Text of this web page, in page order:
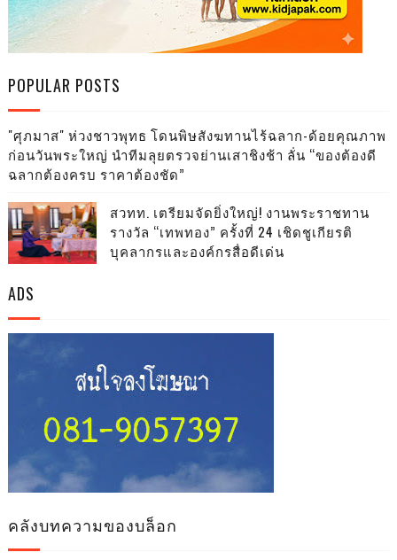
POPULAR POSTS
"ศุภมาส" ห่วงชาวพุทธ โดนพิษสังฆทานไร้ฉลาก-ด้อยคุณภาพ
ก่อนวันพระใหญ่ นำทีมลุยตรวจย่านเสาชิงช้า ลั่น “ของต้องดี
ฉลากต้องครบ ราคาต้องชัด”
สวทท. เตรียมจัดยิ่งใหญ่! งานพระราชทาน
รางวัล “เทพทอง” ครั้งที่ 24 เชิดชูเกียรติ
บุคลากรและองค์กรสื่อดีเด่น
ADS
คลังบทความของบล็อก